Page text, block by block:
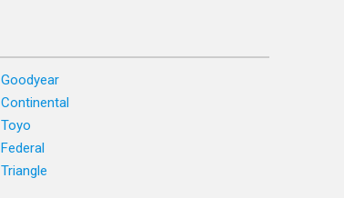
Goodyear
Continental
Toyo
Federal
Triangle